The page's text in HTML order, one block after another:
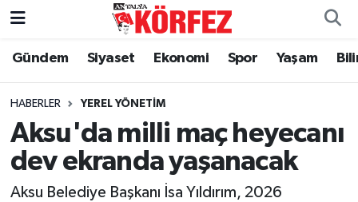
Gündem Siyaset Ekonomi Spor Yaşam
HABERLER YEREL YÖNETIM
Aksu'da milli maç heyecanı
dev ekranda yaşanacak
Aksu Belediye Başkanı İsa Yıldırım, 2026
Gündem
Siyaset
Yerel Yönetim
Nöbetçi Eczaneler
Hava Durumu
Trafik Durumu
Süper Lig Puan Durumu ve Fikstür